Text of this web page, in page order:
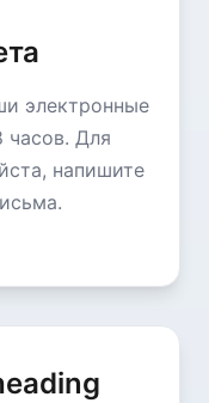
электронные
часов. Для
напишите